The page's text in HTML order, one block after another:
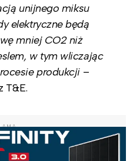
unijnego miksu
elektryczne będą
mniej CO2 niż
w tym wliczając
produkcji –
T&E.